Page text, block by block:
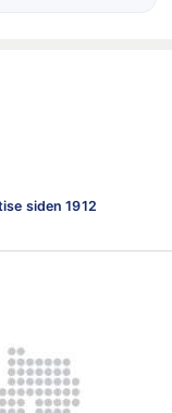
siden 1912